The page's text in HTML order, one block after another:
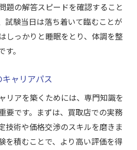
題の解答スピードを確認すること
試験当日は落ち着いて臨むことが
しっかりと睡眠をとり、体調を整
。
ャリアパス
リアを築くためには、専門知識を
要です。まずは、買取店での実務
技術や価格交渉のスキルを磨きま
を積むことで、より高い評価を得